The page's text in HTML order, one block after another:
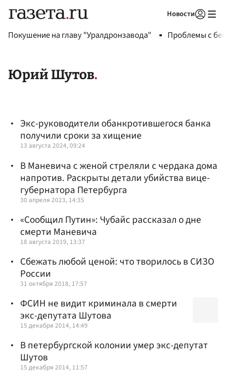
Новости
Покушение на главу "Уралдронзавода" Проблемы с
Юрий Шутов
Экс-руководители обанкротившегося банка
получили сроки за хищение
13 августа 2024, 09:24
В Маневича с женой стреляли с чердака дома
напротив. Раскрыты детали убийства вице-
губернатора Петербурга
30 апреля 2023, 14:35
«Сообщил Путин»: Чубайс рассказал о дне
смерти Маневича
18 августа 2019, 13:37
Сбежать любой ценой: что творилось в СИЗО
России
31 октября 2018, 17:57
ФСИН не видит криминала в смерти
экс-депутата Шутова
15 декабря 2014, 14:49
В петербургской колонии умер экс-депутат
Шутов
15 декабря 2014, 11:57